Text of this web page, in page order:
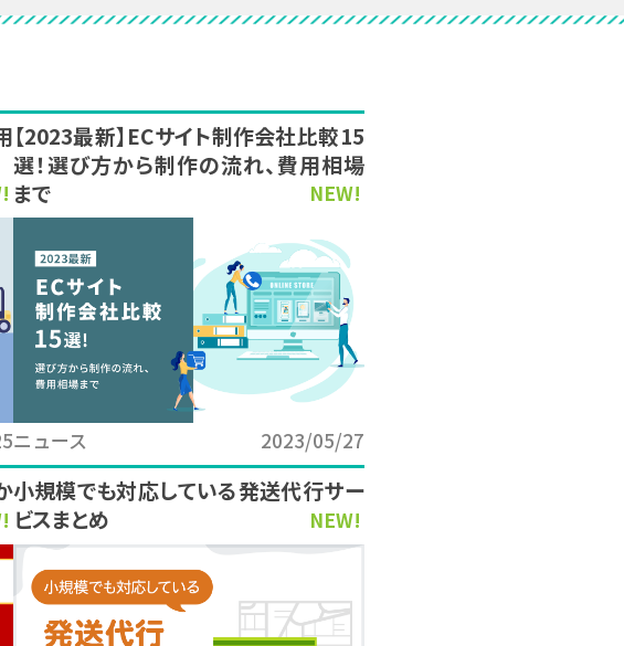
【2023最新】ECサイト制作会社比較15
選！選び方から制作の流れ、費用相場
まで
NEW!
ニュース 2023/05/27
小規模でも対応している発送代行サー
ビスまとめ
NEW!